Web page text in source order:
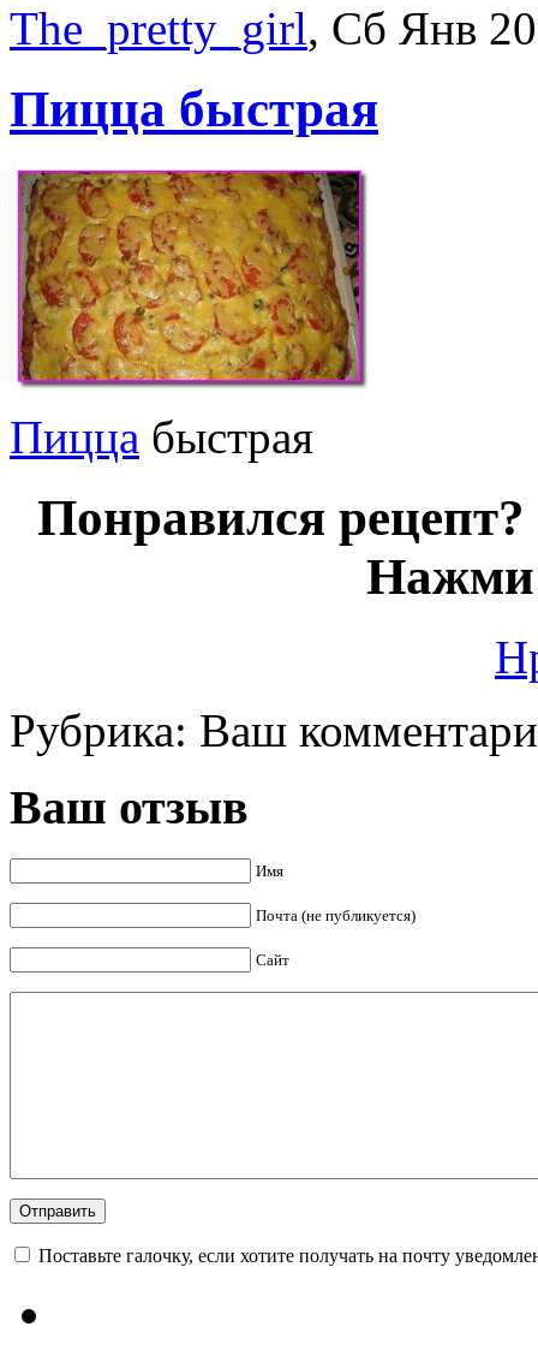
The_pretty_girl, Сб Янв
Пицца быстрая
Пицца быстрая
Понравился
Нажми
Рубрика: Ваш
Ваш отзыв
Имя
Почта (не публикуется)
Сайт
Поставьте галочку, если хотите получать на почту